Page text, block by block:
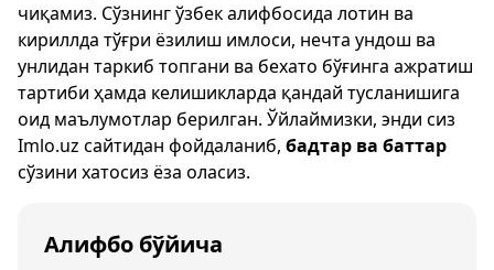
чиқамиз. Сўзнинг ўзбек алифбосида лотин ва
кириллда тўғри ёзилиш имлоси, нечта ундош ва
унлидан таркиб топгани ва бехато бўғинга ажратиш
тартиби ҳамда келишикларда қандай тусланишига
оид маълумотлар берилган. Ўйлаймизки, энди сиз
Imlo.uz сайтидан фойдаланиб, бадтар ва баттар
сўзини хатосиз ёза оласиз.
Алифбо бўйича